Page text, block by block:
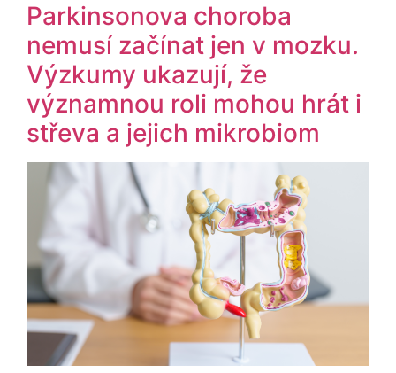
Parkinsonova choroba
nemusí začínat jen v mozku.
Výzkumy ukazují, že
významnou roli mohou hrát i
střeva a jejich mikrobiom